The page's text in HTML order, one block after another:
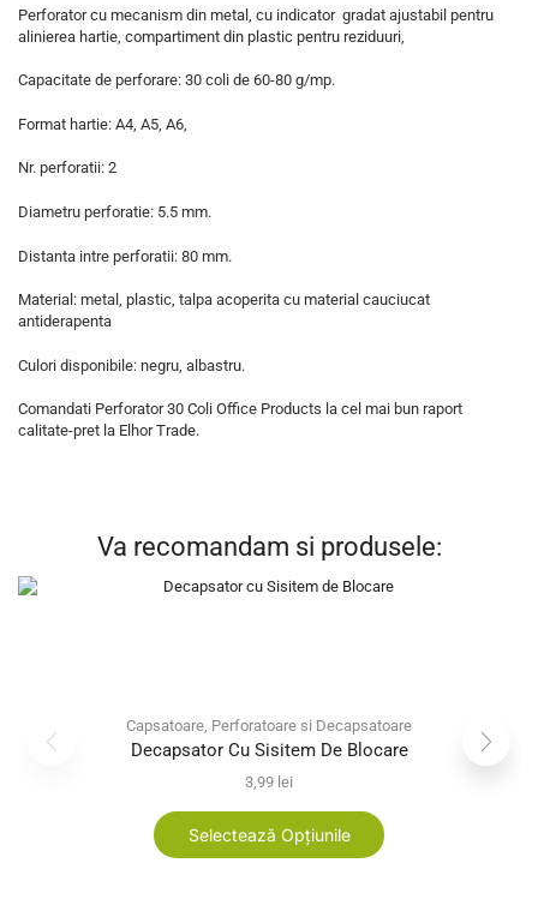
Perforator cu mecanism din metal, cu indicator gradat ajustabil pentru
alinierea hartie, compartiment din plastic pentru reziduuri,
Capacitate de perforare: 30 coli de 60-80 g/mp.
Format hartie: A4, A5, A6,
Nr. perforatii: 2
Diametru perforatie: 5.5 mm.
Distanta intre perforatii: 80 mm.
Material: metal, plastic, talpa acoperita cu material cauciucat
antiderapenta
Culori disponibile: negru, albastru.
Comandati Perforator 30 Coli Office Products la cel mai bun raport
calitate-pret la Elhor Trade.
Va recomandam si produsele:
Capsatoare, Perforatoare si Decapsatoare
Decapsator Cu Sisitem De Blocare
3,99 lei
Selectează Opțiunile